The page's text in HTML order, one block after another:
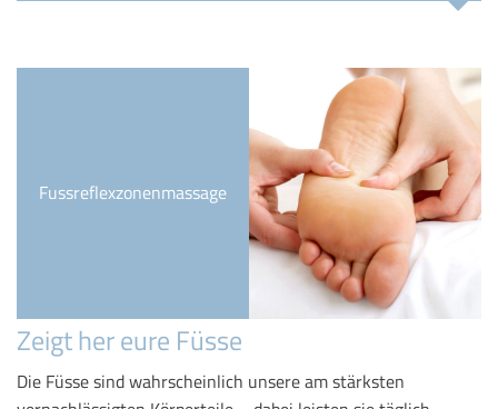
Fussreflexzonenmassage
Zeigt her eure Füsse
Die Füsse sind wahrscheinlich unsere am stärksten